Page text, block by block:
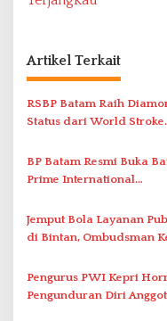
s
i
p
s
Artikel Terkait
RSBP Batam Raih
Status dari World Stroke
Penanganan Stroke
Berstandar Internasional
BP Batam Resmi Buka
Prime International
2026 di Stadion
Abdul Jamal
Jemput Bola Layanan
di Bintan, Ombudsman
Solar Nelayan
Pengurus PWI Kepri
Pengunduran Diri